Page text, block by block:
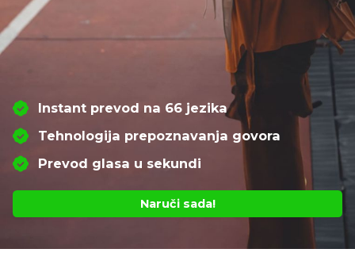
Instant prevod na 66 jezika
Tehnologija prepoznavanja govora
Prevod glasa u sekundi
Naruči sada!